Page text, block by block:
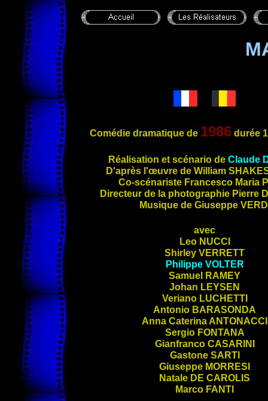
Comédie dramatique de 1986durée
Réalisation et scénario de Claude
D'aprèsl'œuvre de William
Co-scénariste Francesco Maria
Directeur de la photographie Pierre
Musique de Giuseppe
avec
Leo NUCCI
Shirley VERRETT
Philippe VOLTER
Samuel RAMEY
Johan LEYSEN
Veriano LUCHETTI
Antonio BARASONDA
Anna Caterina ANTONACCI
Sergio FONTANA
Gianfranco CASARINI
Gastone SARTI
Giuseppe MORRESI
Natale DE CAROLIS
Marco FANTI